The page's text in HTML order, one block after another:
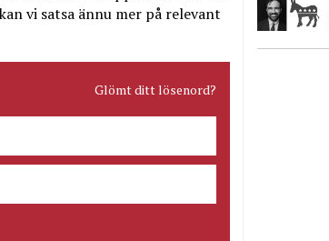
vi satsa ännu mer på relevant
Glömt ditt lösenord?